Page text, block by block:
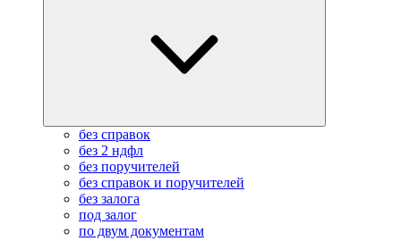
без справок
без 2 ндфл
без поручителей
без справок и поручителей
без залога
под залог
по двум документам